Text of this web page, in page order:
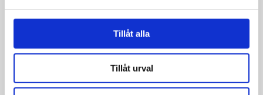
Tillåt alla
Tillåt urval
Nyheter
Allt fler fattiga söker
hjälp